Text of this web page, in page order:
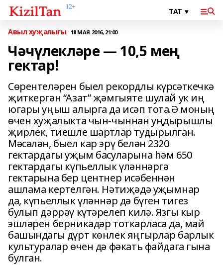
Авыл хуҗалыгы 18 МАЯ 2016, 21:00
Чәчүлекләре — 10,5 мең
гектар!
Сөрентеләрен быел рекордлы күрсәткечкә
җиткергән “Азат” җәмгыяте шулай ук иң
югары уңыш алырга да исәп тота.Ә моның
өчен хуҗалыкта чын-чыннан уңдырышлы
җирлек, тиешле шартлар тудырылган.
Мәсәлән, быел кар эрү белән 2320
гектардагы уҗым басуларына һәм 650
гектардагы күпьеллык үләннәргә
гектарына бер центнер исәбеннән
ашлама кертелгән. Нәтиҗәдә уҗымнар
да, күпьеллык үләннәр дә бүген тигез
булып дәррәү күтәрелеп килә. Язгы кыр
эшләрен берникадәр тоткарласа да, май
башындагы дүрт көнлек яңгырлар барлык
культуралар өчен дә фәкать файдага гына
булган.